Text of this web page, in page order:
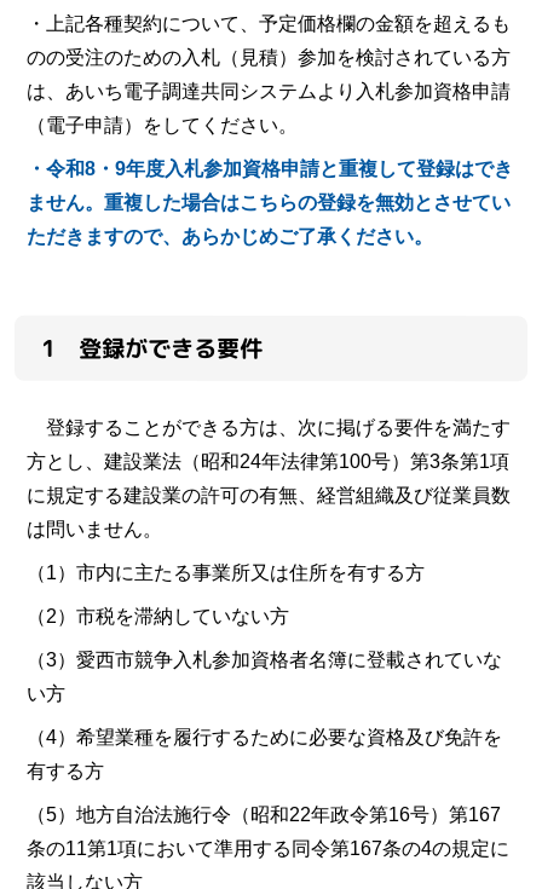
・上記各種契約について、予定価格欄の金額を超えるも
のの受注のための入札（見積）参加を検討されている方
は、あいち電子調達共同システムより入札参加資格申請
（電子申請）をしてください。
・令和8・9年度入札参加資格申請と重複して登録はでき
ません。重複した場合はこちらの登録を無効とさせてい
ただきますので、あらかじめご了承ください。
1 登録ができる要件
登録することができる方は、次に掲げる要件を満たす
方とし、建設業法（昭和24年法律第100号）第3条第1項
に規定する建設業の許可の有無、経営組織及び従業員数
は問いません。
（1）市内に主たる事業所又は住所を有する方
（2）市税を滞納していない方
（3）愛西市競争入札参加資格者名簿に登載されていな
い方
（4）希望業種を履行するために必要な資格及び免許を
有する方
（5）地方自治法施行令（昭和22年政令第16号）第167
条の11第1項において準用する同令第167条の4の規定に
該当しない方